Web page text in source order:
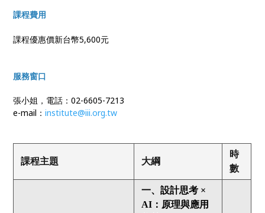
課程費用
課程優惠價新台幣5,600元
服務窗口
張小姐，電話：02-6605-7213
e-mail：institute@iii.org.tw
課程主題 大綱
時
數
一、設計思考 ×
AI：原理與應用